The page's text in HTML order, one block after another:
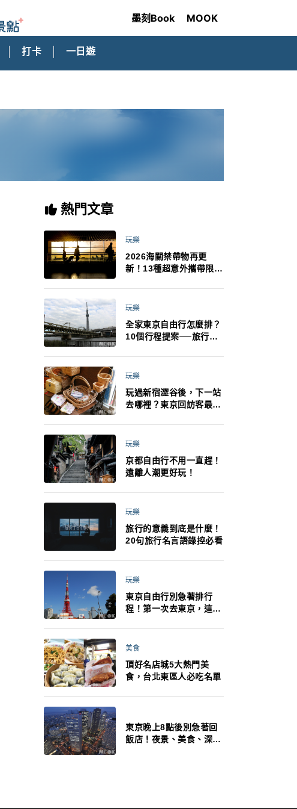
墨刻Book MOOK
打卡 一日遊
熱門文章
玩樂
2026海關禁帶物再更
新！13種超意外攜帶限
最高還罰百萬！注意事項
玩樂
全家東京自由行怎麼排？
10個行程提案──旅行不
法！
玩樂
玩過新宿澀谷後，下一站
去哪裡？東京回訪客最推
玩樂
京都自由行不用一直趕！
遠離人潮更好玩！
玩樂
旅行的意義到底是什麼！
20句旅行名言語錄控必看
玩樂
東京自由行別急著排行
程！第一次去東京，這10
美食
頂好名店城5大熱門美
食，台北東區人必吃名單
東京晚上8點後別急著回
飯店！夜景、美食、深夜